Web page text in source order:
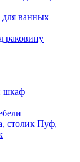
ванных
раковину
шкаф
Пуф,